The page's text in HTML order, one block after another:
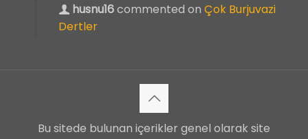
husnu16commented on Çok Burjuvazi
Dertler
Bu sitede bulunan içerikler genel olarak site